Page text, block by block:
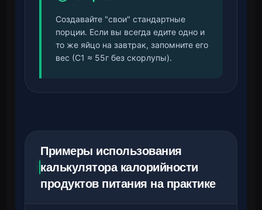
Создавайте "свои" стандартные
порции. Если вы всегда едите одно и
то же яйцо на завтрак, запомните его
вес (С1 ≈ 55г без скорлупы).
Примеры использования
калькулятора калорийности
продуктов питания на практике